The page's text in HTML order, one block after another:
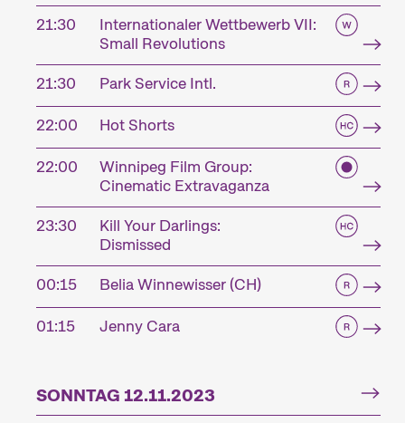
21:30
Internationaler Wettbewerb VII:
Small Revolutions
21:30
Park Service Intl.
22:00 Hot Shorts
22:00
Winnipeg Film Group:
Cinematic Extravaganza
23:30
Kill Your Darlings:
Dismissed
00:15
Belia Winnewisser (CH)
01:15 Jenny Cara
SONNTAG 12.11.2023